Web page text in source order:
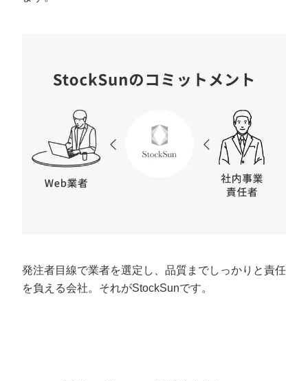
発注者目線で業者を選定し、品質までしっかりと責任
を負える会社。それがStockSunです。